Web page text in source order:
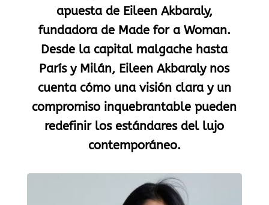
apuesta de Eileen Akbaraly,
fundadora de Made for a Woman.
Desde la capital malgache hasta
París y Milán, Eileen Akbaraly nos
cuenta cómo una visión clara y un
compromiso inquebrantable pueden
redefinir los estándares del lujo
contemporáneo.